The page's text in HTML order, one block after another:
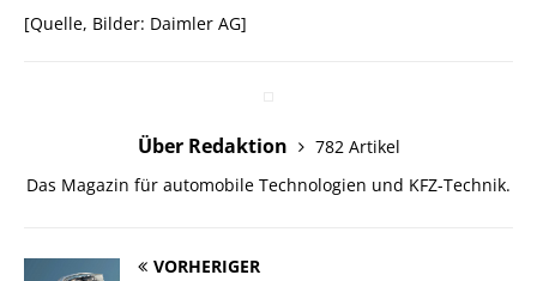
[Quelle, Bilder: Daimler AG]
Über Redaktion
782 Artikel
Das Magazin für automobile Technologien und KFZ-Technik.
VORHERIGER